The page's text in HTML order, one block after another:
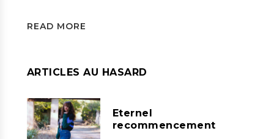
READ MORE
ARTICLES AU HASARD
Eternel
recommencement